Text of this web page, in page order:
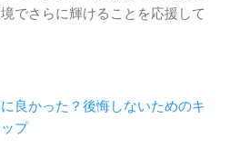
でさらに輝けることを応援して
良かった？後悔しないためのキ
プ